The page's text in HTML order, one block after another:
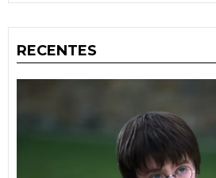
RECENTES